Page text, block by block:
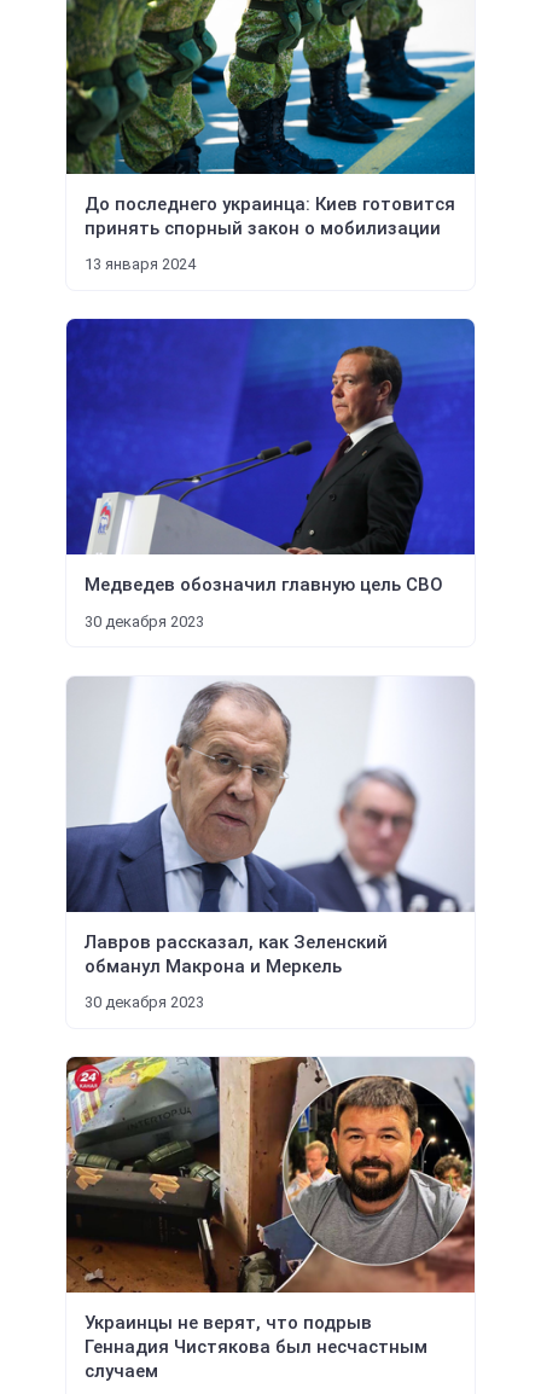
До последнего украинца: Киев готовится
принять спорный закон о мобилизации
13 января 2024
Медведев обозначил главную цель СВО
30 декабря 2023
Лавров рассказал, как Зеленский
обманул Макрона и Меркель
30 декабря 2023
Украинцы не верят, что подрыв
Геннадия Чистякова был несчастным
случаем